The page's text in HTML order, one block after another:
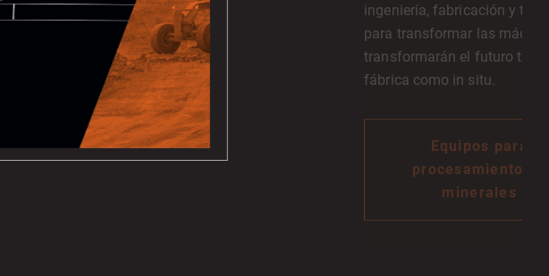
ingeniería, fabricación y
para transformar las
transformarán el futuro
fábrica como in situ.
Equipos para
procesamiento de
minerales